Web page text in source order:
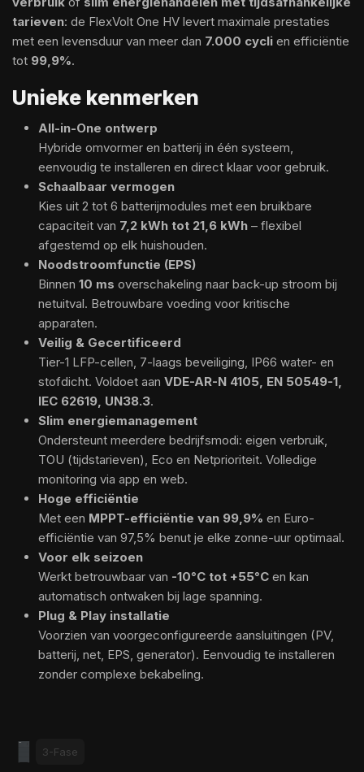
tarieven: de FlexVolt One HV levert maximale prestaties
met een levensduur van meer dan 7.000 cycli en efficiëntie
tot 99,9%.
Unieke kenmerken
All-in-One ontwerp
Hybride omvormer en batterij in één systeem,
eenvoudig te installeren en direct klaar voor gebruik.
Schaalbaar vermogen
Kies uit 2 tot 6 batterijmodules met een bruikbare
capaciteit van 7,2 kWh tot 21,6 kWh – flexibel
afgestemd op elk huishouden.
Noodstroomfunctie (EPS)
Binnen 10 ms overschakeling naar back-up stroom bij
netuitval. Betrouwbare voeding voor kritische
apparaten.
Veilig & Gecertificeerd
Tier-1 LFP-cellen, 7-laags beveiliging, IP66 water- en
stofdicht. Voldoet aan VDE-AR-N 4105, EN 50549-1,
IEC 62619, UN38.3.
Slim energiemanagement
Ondersteunt meerdere bedrijfsmodi: eigen verbruik,
TOU (tijdstarieven), Eco en Netprioriteit. Volledige
monitoring via app en web.
Hoge efficiëntie
Met een MPPT-efficiëntie van 99,9% en Euro-
efficiëntie van 97,5% benut je elke zonne-uur optimaal.
Voor elk seizoen
Werkt betrouwbaar van -10°C tot +55°C en kan
automatisch ontwaken bij lage spanning.
Plug & Play installatie
Voorzien van voorgeconfigureerde aansluitingen (PV,
batterij, net, EPS, generator). Eenvoudig te installeren
zonder complexe bekabeling.
3-Fase